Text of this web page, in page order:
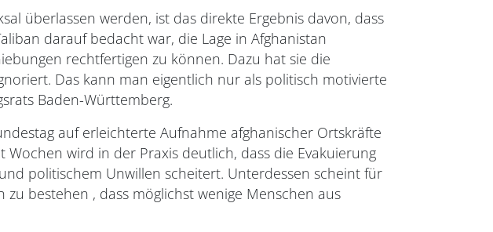
überlassen werden, ist das direkte Ergebnis davon, dass
darauf bedacht war, die Lage in Afghanistan
rechtfertigen zu können. Dazu hat sie die
Das kann man eigentlich nur als politisch motivierte
Baden-Württemberg.
auf erleichterte Aufnahme afghanischer Ortskräfte
Wochen wird in der Praxis deutlich, dass die Evakuierung
politischem Unwillen scheitert. Unterdessen scheint für
bestehen , dass möglichst wenige Menschen aus